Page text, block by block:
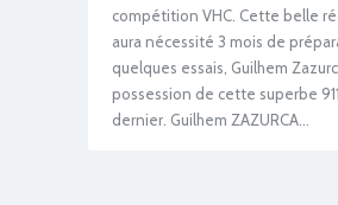
compétition VHC. Cette belle
aura nécessité 3 mois de
quelques essais, Guilhem
possession de cette superbe
dernier. Guilhem ZAZURCA…